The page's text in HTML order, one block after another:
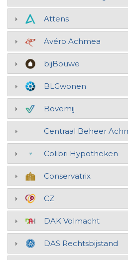
Attens
Avéro Achmea
bijBouwe
BLGwonen
Bovemij
Centraal Beheer
Colibri Hypotheken
Conservatrix
CZ
DAK Volmacht
DAS Rechtsbijstand